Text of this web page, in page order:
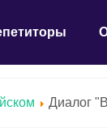
Диалог